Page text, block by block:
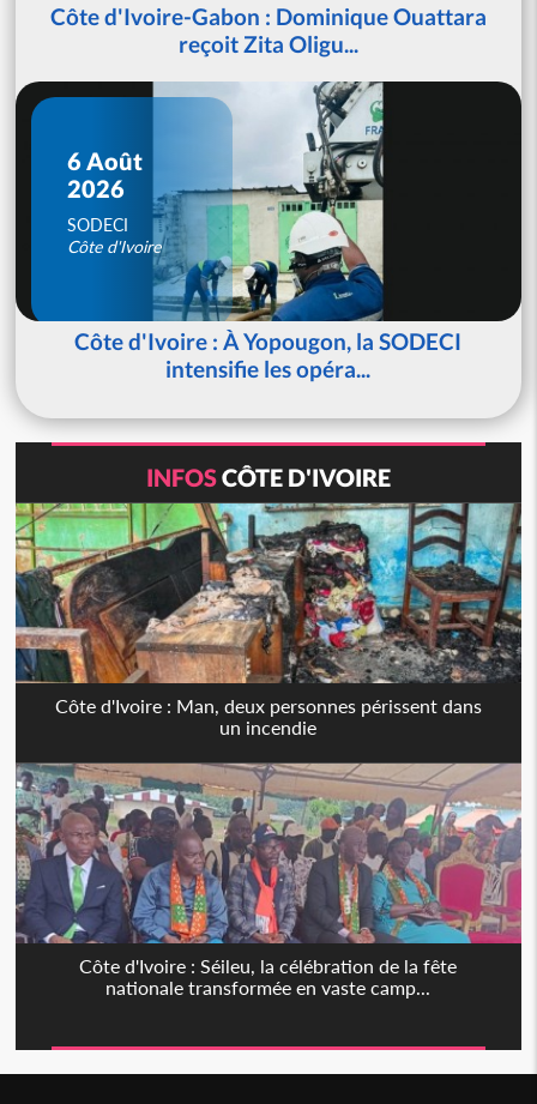
Côte d'Ivoire-Gabon : Dominique Ouattara
reçoit Zita Oligu...
6 Août
2026
SODECI
Côte d'Ivoire
Côte d'Ivoire : À Yopougon, la SODECI
intensifie les opéra...
INFOSCÔTE D'IVOIRE
Côte d'Ivoire : Man, deux personnes périssent dans
un incendie
Côte d'Ivoire : Séileu, la célébration de la fête
nationale transformée en vaste camp...